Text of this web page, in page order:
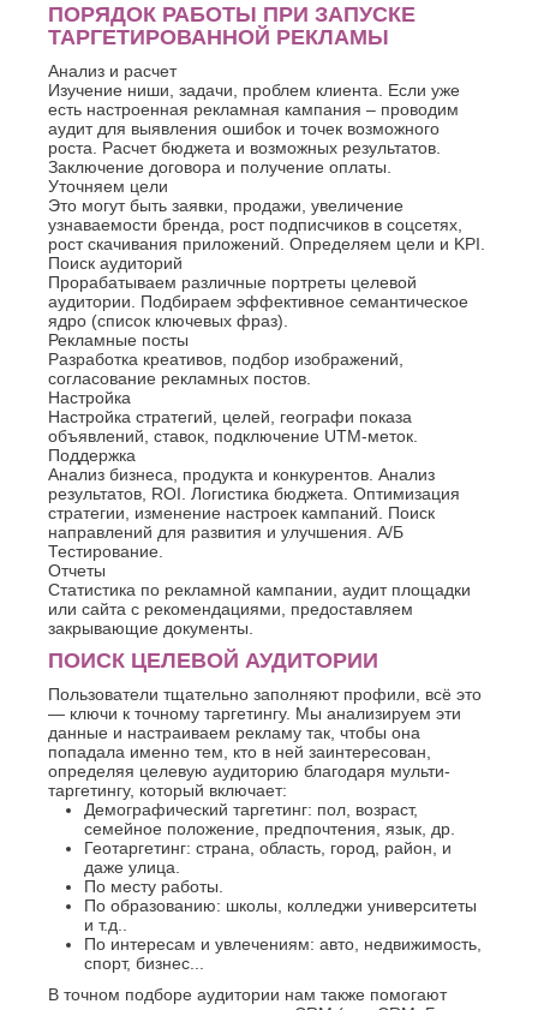
ПОРЯДОК РАБОТЫ ПРИ ЗАПУСКЕ
ТАРГЕТИРОВАННОЙ РЕКЛАМЫ
Анализ и расчет
Изучение ниши, задачи, проблем клиента. Если уже
есть настроенная рекламная кампания – проводим
аудит для выявления ошибок и точек возможного
роста. Расчет бюджета и возможных результатов.
Заключение договора и получение оплаты.
Уточняем цели
Это могут быть заявки, продажи, увеличение
узнаваемости бренда, рост подписчиков в соцсетях,
рост скачивания приложений. Определяем цели и KPI.
Поиск аудиторий
Прорабатываем различные портреты целевой
аудитории. Подбираем эффективное семантическое
ядро (список ключевых фраз).
Рекламные посты
Разработка креативов, подбор изображений,
согласование рекламных постов.
Настройка
Настройка стратегий, целей, географи показа
объявлений, ставок, подключение UTM-меток.
Поддержка
Анализ бизнеса, продукта и конкурентов. Анализ
результатов, ROI. Логистика бюджета. Оптимизация
стратегии, изменение настроек кампаний. Поиск
направлений для развития и улучшения. А/Б
Тестирование.
Отчеты
Статистика по рекламной кампании, аудит площадки
или сайта с рекомендациями, предоставляем
закрывающие документы.
ПОИСК ЦЕЛЕВОЙ АУДИТОРИИ
Пользователи тщательно заполняют профили, всё это
— ключи к точному таргетингу. Мы анализируем эти
данные и настраиваем рекламу так, чтобы она
попадала именно тем, кто в ней заинтересован,
определяя целевую аудиторию благодаря мульти-
таргетингу, который включает:
Демографический таргетинг: пол, возраст,
семейное положение, предпочтения, язык, др.
Геотаргетинг: страна, область, город, район, и
даже улица.
По месту работы.
По образованию: школы, колледжи университеты
и т.д..
По интересам и увлечениям: авто, недвижимость,
спорт, бизнес...
В точном подборе аудитории нам также помогают